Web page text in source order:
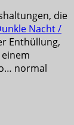
die
Nacht /
Enthüllung,
normal